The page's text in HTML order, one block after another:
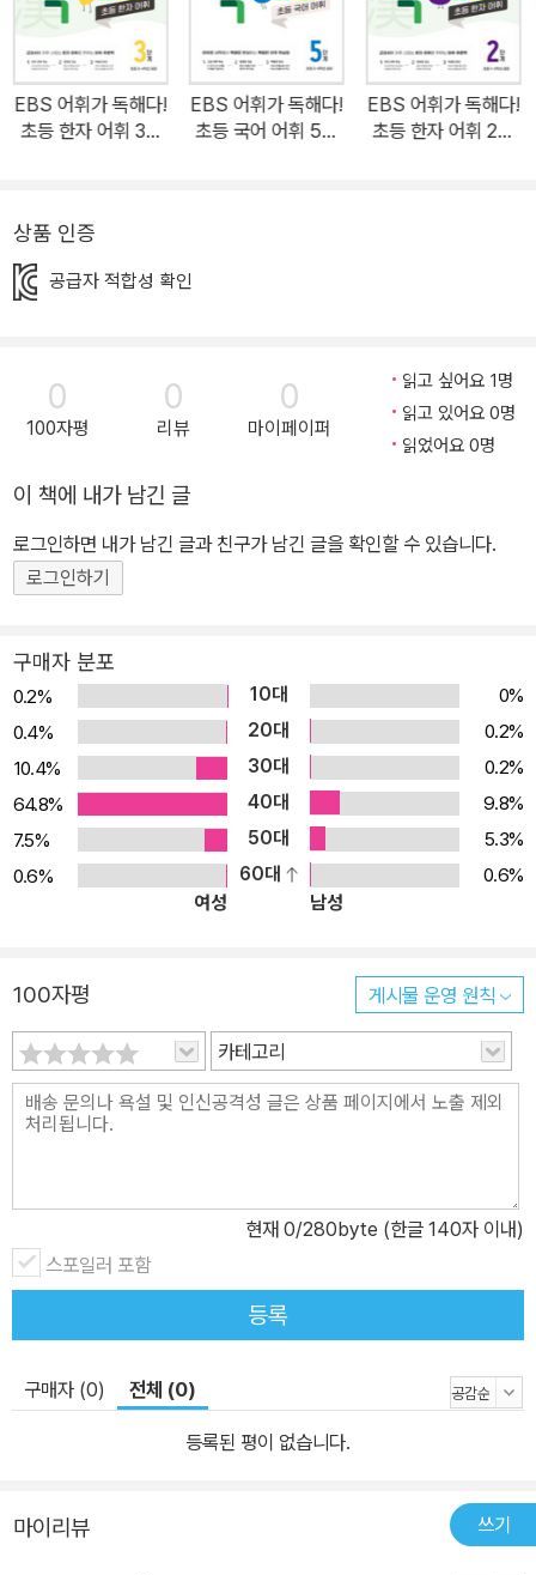
EBS 선생님이 도와줄게요! - 최고의 선생님이 학생 스스로 접근하기
어려운 한자를 쉽고 재미있게 알려줍니다. - EBS 초등사이트(prima
ry.ebs.co.kr)에서 전 단원 무료 강의와 한자 학습 부가 자료를 제공
합니다.
EBS 어휘가 독해다!
초등 한자 어휘 3단
EBS 어휘가 독해다!
초등 국어 어휘 5단
EBS 어휘가 독해다!
초등 한자 어휘 2단
상품 인증
공급자 적합성 확인
0
100자평
0
리뷰
0
마이페이퍼
읽고 싶어요 1명
읽고 있어요 0명
읽었어요 0명
이 책에 내가 남긴 글
로그인하면 내가 남긴 글과 친구가 남긴 글을 확인할 수 있습니다.
로그인하기
구매자 분포
0.2% 10대
0%
0.4%
20대
0.2%
10.4%
30대
0.2%
64.8%
40대
9.8%
7.5%
50대
5.3%
0.6%
60대
0.6%
여성
남성
100자평 게시물 운영 원칙
카테고리
현재 0/280byte (한글 140자 이내)
스포일러 포함
등록
구매자 (0) 전체 (0)
등록된 평이 없습니다.
마이리뷰 쓰기